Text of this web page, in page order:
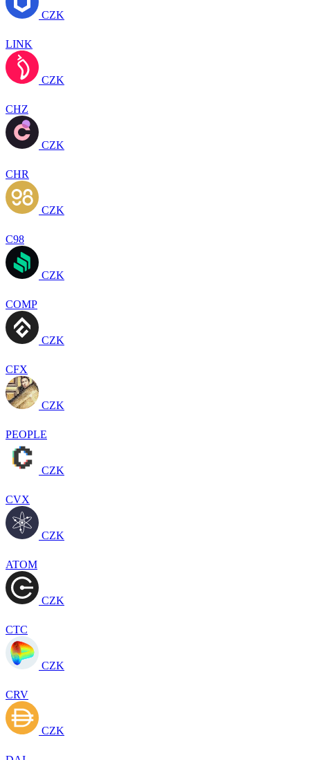
CZK
LINK
CZK
CHZ
CZK
CHR
CZK
C98
CZK
COMP
CZK
CFX
CZK
PEOPLE
CZK
CVX
CZK
ATOM
CZK
CTC
CZK
CRV
CZK